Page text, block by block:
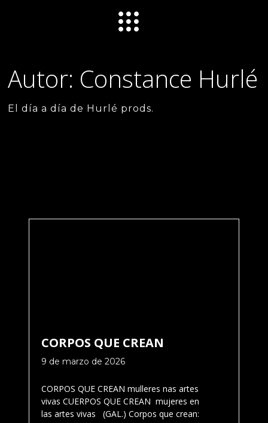
Autor: Constance Hurlé
El día a día de Hurlé prods.
CORPOS QUE CREAN
9 de marzo de 2026
CORPOS QUE CREAN mulleres nas artes
vivas CUERPOS QUE CREAN mujeres en
las artes vivas (GAL.) Corpos que crean: